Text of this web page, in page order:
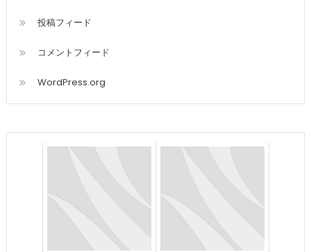
投稿フィード
コメントフィード
WordPress.org